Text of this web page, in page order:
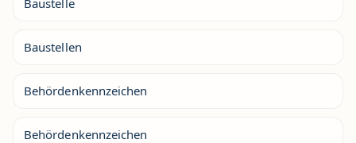
Baustelle
Baustellen
Behördenkennzeichen
Behördenkennzeichen